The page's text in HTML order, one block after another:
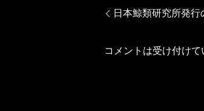
日本鯨類研究所発
コメントは受け付けて